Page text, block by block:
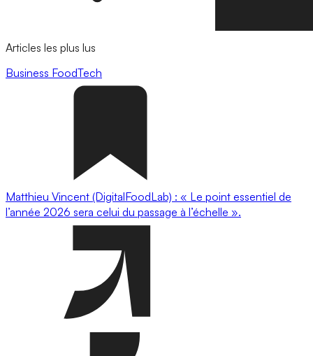
Articles les plus lus
Business FoodTech
Matthieu Vincent (DigitalFoodLab) : « Le point essentiel de
l’année 2026 sera celui du passage à l’échelle ».